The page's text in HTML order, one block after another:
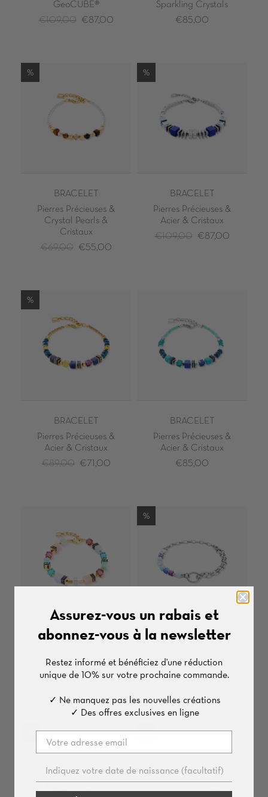
GeoCUBE®
€109,00
€87,00
Sparkling Crystals
€85,00
%
BRACELET
Pierres Précieuses &
Crystal Pearls &
Cristaux
€69,00
€55,00
%
BRACELET
Pierres Précieuses &
Acier & Cristaux
€109,00
€87,00
%
BRACELET
Pierres Précieuses &
Acier & Cristaux
€89,00
€71,00
BRACELET
Pierres Précieuses &
Acier & Cristaux
€85,00
BRACELET
%
BRACELET
Acier
€85,00
€68,00
%
Assurez-vous un rabais et
abonnez-vous à la newsletter
Restez informé et bénéficiez d'une réduction
unique de 10%sur votre prochaine commande.
✓ Ne manquez pas les nouvelles créations
✓ Des offres exclusives en ligne